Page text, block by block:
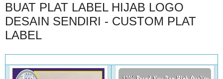
BUAT PLAT LABEL HIJAB LOGO
DESAIN SENDIRI - CUSTOM PLAT
LABEL